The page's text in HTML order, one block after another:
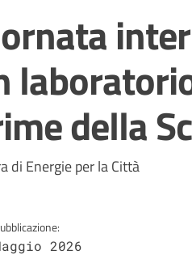
della
della
di Energie per la Città
2026